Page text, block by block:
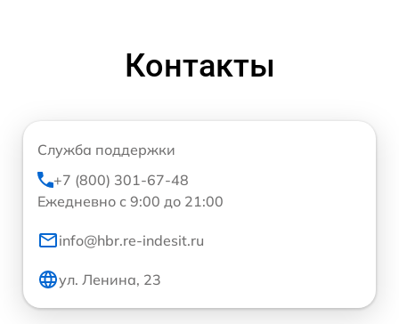
Контакты
Служба поддержки
+7 (800) 301-67-48
Ежедневно с 9:00 до 21:00
info@hbr.re-indesit.ru
ул. Ленина, 23